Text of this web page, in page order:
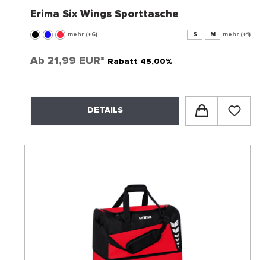
Erima Six Wings Sporttasche
mehr (+6) S M mehr (+1)
Ab 21,99 EUR* Rabatt 45,00%
DETAILS